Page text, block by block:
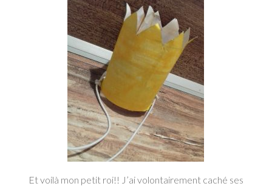
Et voilà mon petit roi!! J’ai volontairement caché ses